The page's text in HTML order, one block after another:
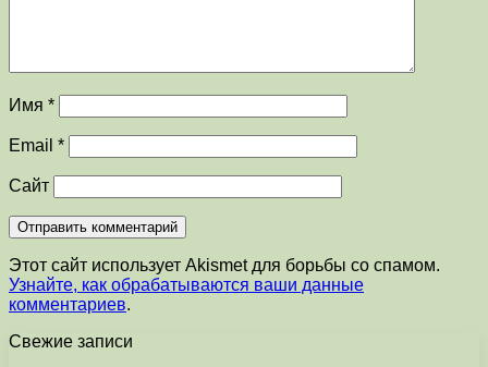
Имя *
Email *
Сайт
Этот сайт использует Akismet для борьбы со спамом.
Узнайте, как обрабатываются ваши данные
комментариев.
Свежие записи